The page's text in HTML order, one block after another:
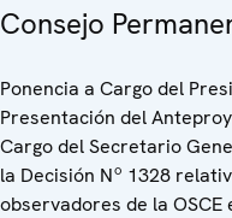
Consejo
Ponencia a Cargo del
Presentación del
Cargo del Secretario
la Decisión Nº 1328
observadores de la